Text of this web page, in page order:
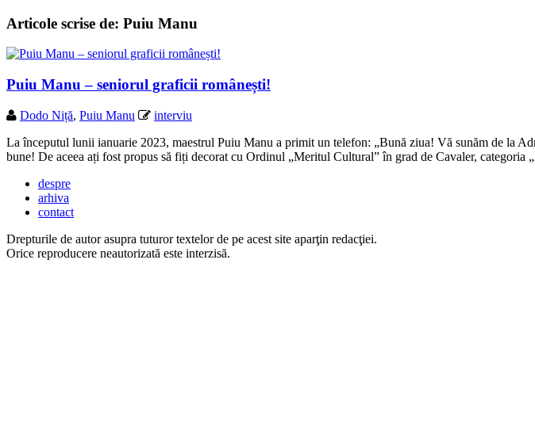
Articole scrise de: Puiu Manu
Puiu Manu – seniorul graficii românești!
Dodo Niță, Puiu Manu
interviu
La începutul lunii ianuarie 2023, maestrul Puiu Manu a primit un telefon: „Bună ziua! Vă sunăm de la
bune! De aceea ați fost propus să fiți decorat cu Ordinul „Meritul Cultural” în grad de Cavaler,
despre
arhiva
contact
Drepturile de autor asupra tuturor textelor de pe acest site aparţin redacţiei.
Orice reproducere neautorizată este interzisă.